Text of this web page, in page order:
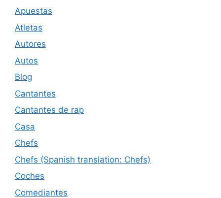
Apuestas
Atletas
Autores
Autos
Blog
Cantantes
Cantantes de rap
Casa
Chefs
Chefs (Spanish translation: Chefs)
Coches
Comediantes